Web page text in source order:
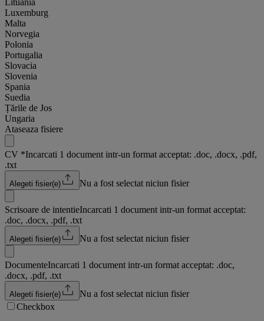
Lituania
Luxemburg
Malta
Norvegia
Polonia
Portugalia
Slovacia
Slovenia
Spania
Suedia
Țările de Jos
Ungaria
Ataseaza fisiere
CV *Incarcati 1 document intr-un format acceptat: .doc, .docx, .pdf,
.txt
Alegeti fisier(e) Nu a fost selectat niciun fisier
Scrisoare de intentieIncarcati 1 document intr-un format acceptat:
.doc, .docx, .pdf, .txt
Alegeti fisier(e) Nu a fost selectat niciun fisier
DocumenteIncarcati 1 document intr-un format acceptat: .doc,
.docx, .pdf, .txt
Alegeti fisier(e)
Nu a fost selectat niciun fisier
Checkbox